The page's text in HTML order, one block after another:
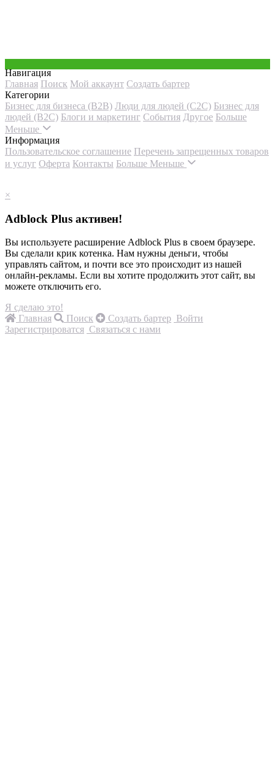
Навигация
Главная Поиск Мой аккаунт Создать бартер
Категории
Бизнес для бизнеса (B2B) Люди для людей (С2С) Бизнес для
людей (B2C) Блоги и маркетинг События Другое Больше
Меньше
Информация
Пользовательское соглашение Перечень запрещенных товаров
и услуг Оферта Контакты Больше Меньше
×
Adblock Plus активен!
Вы используете расширение Adblock Plus в своем браузере.
Вы сделали крик котенка. Нам нужны деньги, чтобы
управлять сайтом, и почти все это происходит из нашей
онлайн-рекламы. Если вы хотите продолжить этот сайт, вы
можете отключить его.
Я сделаю это!
Главная
Поиск Создать бартер Войти
Зарегистрироватся Связаться с нами